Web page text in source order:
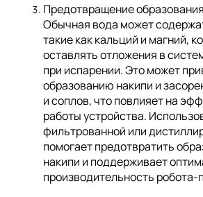
Предотвращение
Обычная вода может
такие как кальций и магний,
оставлять отложения в
при испарении. Это может
образованию накипи и
и соплов, что повлияет на
работы устройства.
фильтрованной или
помогает предотвратить
накипи и поддерживает
производительность робота-